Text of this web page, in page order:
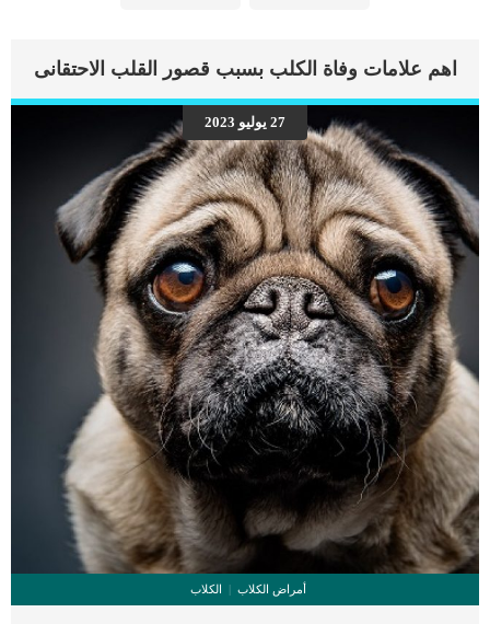
اهم علامات وفاة الكلب بسبب قصور القلب الاحتقانى
27 يوليو 2023
أمراض الكلاب الكلاب